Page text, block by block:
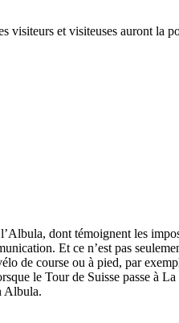
et visiteuses auront la
dont témoignent les
Et ce n’est pas
de course ou à pied, par
le Tour de Suisse passe à
Albula.